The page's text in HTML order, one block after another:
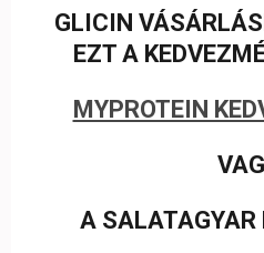
GLICIN
EZT A
MYPROTEIN
A SALATAGYAR